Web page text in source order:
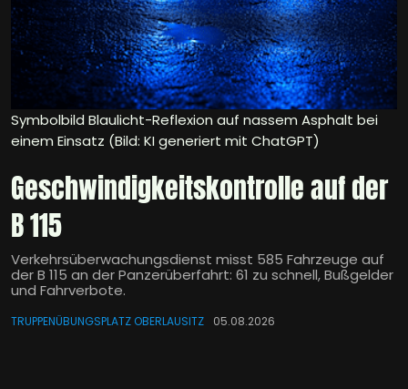
Symbolbild Blaulicht-Reflexion auf nassem Asphalt bei
einem Einsatz (Bild: KI generiert mit ChatGPT)
Geschwindigkeitskontrolle auf der
B 115
Verkehrsüberwachungsdienst misst 585 Fahrzeuge auf
der B 115 an der Panzerüberfahrt: 61 zu schnell, Bußgelder
und Fahrverbote.
TRUPPENÜBUNGSPLATZ OBERLAUSITZ 05.08.2026